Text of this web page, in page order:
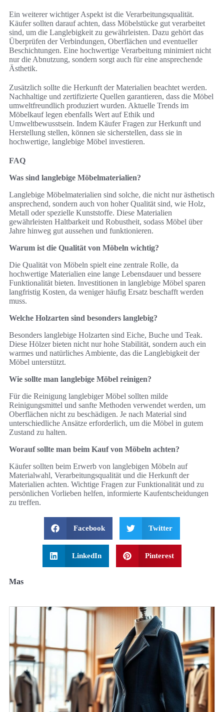
Ein weiterer wichtiger Aspekt ist die Verarbeitungsqualität.
Käufer sollten darauf achten, dass Möbelstücke gut verarbeitet
sind, um die Langlebigkeit zu gewährleisten. Dazu gehört das
Überprüfen der Verbindungen, Oberflächen und eventueller
Beschichtungen. Eine hochwertige Verarbeitung minimiert nicht
nur die Abnutzung, sondern sorgt auch für eine ansprechende
Ästhetik.
Zusätzlich sollte die Herkunft der Materialien beachtet werden.
Nachhaltige und zertifizierte Quellen garantieren, dass die Möbel
umweltfreundlich produziert wurden. Aktuelle Trends im
Möbelkauf legen ebenfalls Wert auf Ethik und
Umweltbewusstsein. Indem Käufer Fragen zur Herkunft und
Herstellung stellen, können sie sicherstellen, dass sie in
hochwertige, langlebige Möbel investieren.
FAQ
Was sind langlebige Möbelmaterialien?
Langlebige Möbelmaterialien sind solche, die nicht nur ästhetisch
ansprechend, sondern auch von hoher Qualität sind, wie Holz,
Metall oder spezielle Kunststoffe. Diese Materialien
gewährleisten Haltbarkeit und Robustheit, sodass Möbel über
Jahre hinweg gut aussehen und funktionieren.
Warum ist die Qualität von Möbeln wichtig?
Die Qualität von Möbeln spielt eine zentrale Rolle, da
hochwertige Materialien eine lange Lebensdauer und bessere
Funktionalität bieten. Investitionen in langlebige Möbel sparen
langfristig Kosten, da weniger häufig Ersatz beschafft werden
muss.
Welche Holzarten sind besonders langlebig?
Besonders langlebige Holzarten sind Eiche, Buche und Teak.
Diese Hölzer bieten nicht nur hohe Stabilität, sondern auch ein
warmes und natürliches Ambiente, das die Langlebigkeit der
Möbel unterstützt.
Wie sollte man langlebige Möbel reinigen?
Für die Reinigung langlebiger Möbel sollten milde
Reinigungsmittel und sanfte Methoden verwendet werden, um
Oberflächen nicht zu beschädigen. Je nach Material sind
unterschiedliche Ansätze erforderlich, um die Möbel in gutem
Zustand zu halten.
Worauf sollte man beim Kauf von Möbeln achten?
Käufer sollten beim Erwerb von langlebigen Möbeln auf
Materialwahl, Verarbeitungsqualität und die Herkunft der
Materialien achten. Wichtige Fragen zur Funktionalität und zu
persönlichen Vorlieben helfen, informierte Kaufentscheidungen
zu treffen.
Facebook Twitter
LinkedIn Pinterest
Mas